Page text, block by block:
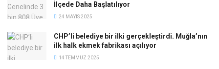
İlçede Daha Başlatılıyor
24 MAYIS 2025
CHP’li belediye bir ilki gerçekleştirdi. Muğla’nın
ilk halk ekmek fabrikası açılıyor
14 TEMMUZ 2025